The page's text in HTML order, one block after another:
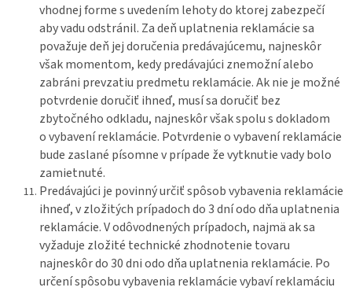
vhodnej forme s uvedením lehoty do ktorej zabezpečí
aby vadu odstránil. Za deň uplatnenia reklamácie sa
považuje deň jej doručenia predávajúcemu, najneskôr
však momentom, kedy predávajúci znemožní alebo
zabráni prevzatiu predmetu reklamácie. Ak nie je možné
potvrdenie doručiť ihneď, musí sa doručiť bez
zbytočného odkladu, najneskôr však spolu s dokladom
o vybavení reklamácie. Potvrdenie o vybavení reklamácie
bude zaslané písomne v prípade že vytknutie vady bolo
zamietnuté.
Predávajúci je povinný určiť spôsob vybavenia reklamácie
ihneď, v zložitých prípadoch do 3 dní odo dňa uplatnenia
reklamácie. V odôvodnených prípadoch, najmä ak sa
vyžaduje zložité technické zhodnotenie tovaru
najneskôr do 30 dni odo dňa uplatnenia reklamácie. Po
určení spôsobu vybavenia reklamácie vybaví reklamáciu